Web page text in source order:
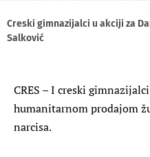
Creski gimnazijalci u akciji za
Salković
CRES – I creski
humanitarnom prodajom
narcisa.